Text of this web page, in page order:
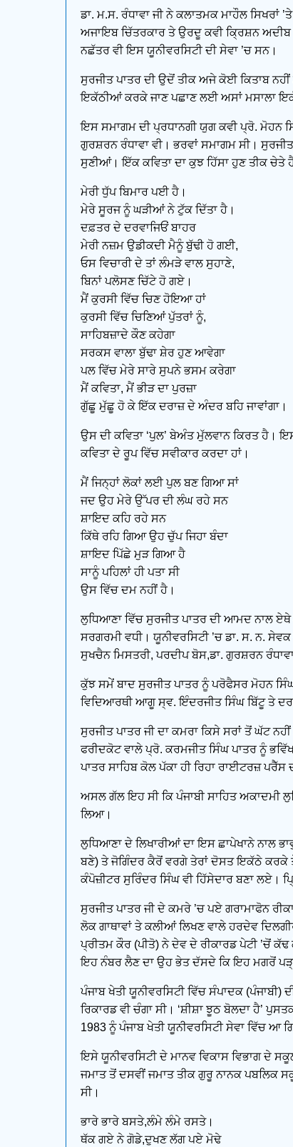
ਡਾ. ਮ.ਸ. ਰੰਧਾਵਾ ਜੀ ਨੇ ਕਲਾਤਮਕ ਮਾਹੌਲ
ਅਜਾਇਬ ਚਿੱਤਰਕਾਰ ਤੇ ਉਰਦੂ ਕਵੀ ਕ੍ਰਿਸ਼ਨ ਅਦੀਬ
ਨਛੱਤਰ ਵੀ ਇਸ ਯੂਨੀਵਰਸਿਟੀ ਦੀ ਸੇਵਾ ’ਚ ਸਨ।
ਸੁਰਜੀਤ ਪਾਤਰ ਦੀ ਉਦੋਂ ਤੀਕ ਅਜੇ ਕੋਈ ਕਿਤਾਬ ਨਹੀਂ
ਇਕੱਠੀਆਂ ਕਰਕੇ ਜਾਣ ਪਛਾਣ ਲਈ ਅਸਾਂ ਮਸਾਲਾ
ਇਸ ਸਮਾਗਮ ਦੀ ਪ੍ਰਧਾਨਗੀ ਯੁਗ ਕਵੀ ਪ੍ਰੋ. ਮੋਹਨ
ਗੁਰਸ਼ਰਨ ਰੰਧਾਵਾ ਵੀ। ਭਰਵਾਂ ਸਮਾਗਮ ਸੀ।
ਸੁਣੀਆਂ। ਇੱਕ ਕਵਿਤਾ ਦਾ ਕੁਝ ਹਿੱਸਾ ਹੁਣ ਤੀਕ ਚੇਤੇ
ਮੇਰੀ ਧੁੱਪ ਬਿਮਾਰ ਪਈ ਹੈ।
ਮੇਰੇ ਸੂਰਜ ਨੂੰ ਘੜੀਆਂ ਨੇ ਟੁੱਕ ਦਿੱਤਾ ਹੈ।
ਦਫ਼ਤਰ ਦੇ ਦਰਵਾਜਿਓਂ ਬਾਹਰ
ਮੇਰੀ ਨਜ਼ਮ ਉਡੀਕਦੀ ਮੈਨੂੰ ਬੁੱਢੀ ਹੋ ਗਈ,
ਓਸ ਵਿਚਾਰੀ ਦੇ ਤਾਂ ਲੰਮੜੇ ਵਾਲ ਸੁਹਾਣੇ,
ਬਿਨਾਂ ਪਲੋਸਣ ਚਿੱਟੇ ਹੋ ਗਏ।
ਮੈਂ ਕੁਰਸੀ ਵਿੱਚ ਚਿਣ ਹੋਇਆ ਹਾਂ
ਕੁਰਸੀ ਵਿੱਚ ਚਿਣਿਆਂ ਪੁੱਤਰਾਂ ਨੂੰ,
ਸਾਹਿਬਜ਼ਾਦੇ ਕੌਣ ਕਹੇਗਾ
ਸਰਕਸ ਵਾਲਾ ਬੁੱਢਾ ਸ਼ੇਰ ਹੁਣ ਆਵੇਗਾ
ਪਲ ਵਿੱਚ ਮੇਰੇ ਸਾਰੇ ਸੁਪਨੇ ਭਸਮ ਕਰੇਗਾ
ਮੈਂ ਕਵਿਤਾ, ਮੈਂ ਭੀੜ ਦਾ ਪੁਰਜ਼ਾ
ਗੁੱਛੂ ਮੁੱਛੂ ਹੋ ਕੇ ਇੱਕ ਦਰਾਜ਼ ਦੇ ਅੰਦਰ ਬਹਿ ਜਾਵਾਂਗਾ।
ਉਸ ਦੀ ਕਵਿਤਾ ‘ਪੁਲ’ ਬੇਅੰਤ ਮੁੱਲਵਾਨ ਕਿਰਤ ਹੈ।
ਕਵਿਤਾ ਦੇ ਰੂਪ ਵਿੱਚ ਸਵੀਕਾਰ ਕਰਦਾ ਹਾਂ।
ਮੈਂ ਜਿਨ੍ਹਾਂ ਲੋਕਾਂ ਲਈ ਪੁਲ ਬਣ ਗਿਆ ਸਾਂ
ਜਦ ਉਹ ਮੇਰੇ ਉੱਪਰ ਦੀ ਲੰਘ ਰਹੇ ਸਨ
ਸ਼ਾਇਦ ਕਹਿ ਰਹੇ ਸਨ
ਕਿੱਥੇ ਰਹਿ ਗਿਆ ਉਹ ਚੁੱਪ ਜਿਹਾ ਬੰਦਾ
ਸ਼ਾਇਦ ਪਿੱਛੇ ਮੁੜ ਗਿਆ ਹੈ
ਸਾਨੂੰ ਪਹਿਲਾਂ ਹੀ ਪਤਾ ਸੀ
ਉਸ ਵਿੱਚ ਦਮ ਨਹੀਂ ਹੈ।
ਲੁਧਿਆਣਾ ਵਿੱਚ ਸੁਰਜੀਤ ਪਾਤਰ ਦੀ ਆਮਦ ਨਾਲ
ਸਰਗਰਮੀ ਵਧੀ। ਯੂਨੀਵਰਸਿਟੀ ’ਚ ਡਾ. ਸ. ਨ.
ਸੁਖਚੈਨ ਮਿਸਤਰੀ, ਪਰਦੀਪ ਬੋਸ,ਡਾ. ਗੁਰਸ਼ਰਨ
ਕੁੱਝ ਸਮੇਂ ਬਾਦ ਸੁਰਜੀਤ ਪਾਤਰ ਨੂੰ ਪਰੋਫੈਸਰ ਮੋਹਨ
ਵਿਦਿਆਰਥੀ ਆਗੂ ਸ੍ਵ. ਇੰਦਰਜੀਤ ਸਿੰਘ ਬਿੱਟੂ ਤੇ
ਸੁਰਜੀਤ ਪਾਤਰ ਜੀ ਦਾ ਕਮਰਾ ਕਿਸੇ ਸਰਾਂ ਤੋਂ ਘੱਟ
ਫਰੀਦਕੋਟ ਵਾਲੇ ਪ੍ਰੋ. ਕਰਮਜੀਤ ਸਿੰਘ ਪਾਤਰ ਨੂੰ
ਪਾਤਰ ਸਾਹਿਬ ਕੋਲ ਪੱਕਾ ਹੀ ਰਿਹਾ ਰਾਈਟਰਜ਼ ਪਰੈੱਸ
ਅਸਲ ਗੱਲ ਇਹ ਸੀ ਕਿ ਪੰਜਾਬੀ ਸਾਹਿਤ ਅਕਾਦਮੀ
ਲਿਆ।
ਲੁਧਿਆਣਾ ਦੇ ਲਿਖਾਰੀਆਂ ਦਾ ਇਸ ਛਾਪੇਖਾਨੇ ਨਾਲ
ਬਣੇ) ਤੇ ਜੋਗਿੰਦਰ ਕੈਰੋਂ ਵਰਗੇ ਤੇਰਾਂ ਦੋਸਤ ਇਕੱਠੇ ਕਰਕੇ
ਕੰਪੋਜ਼ੀਟਰ ਸੁਰਿੰਦਰ ਸਿੰਘ ਵੀ ਹਿੱਸੇਦਾਰ ਬਣਾ ਲਏ।
ਸੁਰਜੀਤ ਪਾਤਰ ਜੀ ਦੇ ਕਮਰੇ ’ਚ ਪਏ ਗਰਾਮਾਫੋਨ
ਲੋਕ ਗਾਥਾਵਾਂ ਤੇ ਕਲੀਆਂ ਲਿਖਣ ਵਾਲੇ ਹਰਦੇਵ
ਪ੍ਰੀਤਮ ਕੌਰ (ਪੀਤੋ) ਨੇ ਦੇਵ ਦੇ ਰੀਕਾਰਡ ਪੇਟੀ ’ਚੋਂ
ਇਹ ਨੰਬਰ ਲੈਣ ਦਾ ਉਹ ਭੇਤ ਦੱਸਦੇ ਕਿ ਇਹ ਮਗਰੋਂ
ਪੰਜਾਬ ਖੇਤੀ ਯੂਨੀਵਰਸਿਟੀ ਵਿੱਚ ਸੰਪਾਦਕ
ਰਿਕਾਰਡ ਵੀ ਚੰਗਾ ਸੀ। ‘ਸ਼ੀਸ਼ਾ ਝੂਠ ਬੋਲਦਾ ਹੈ’
1983 ਨੂੰ ਪੰਜਾਬ ਖੇਤੀ ਯੂਨੀਵਰਸਿਟੀ ਸੇਵਾ ਵਿੱਚ ਆ
ਇਸੇ ਯੂਨੀਵਰਸਿਟੀ ਦੇ ਮਾਨਵ ਵਿਕਾਸ ਵਿਭਾਗ ਦੇ
ਜਮਾਤ ਤੋਂ ਦਸਵੀਂ ਜਮਾਤ ਤੀਕ ਗੁਰੂ ਨਾਨਕ ਪਬਲਿਕ
ਸੀ।
ਭਾਰੇ ਭਾਰੇ ਬਸਤੇ,ਲੰਮੇ ਲੰਮੇ ਰਸਤੇ।
ਥੱਕ ਗਏ ਨੇ ਗੋਡੇ,ਦੁਖਣ ਲੱਗ ਪਏ ਮੋਢੇ